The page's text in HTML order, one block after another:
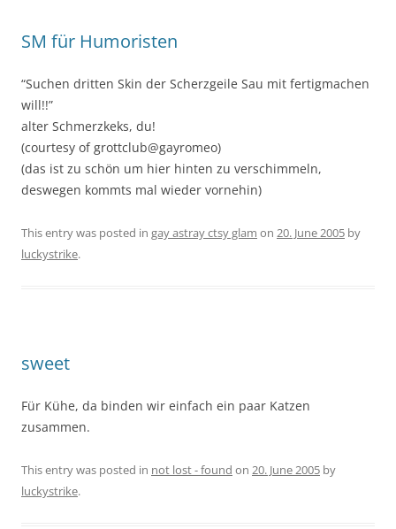
SM für Humoristen
“Suchen dritten Skin der Scherzgeile Sau mit fertigmachen
will!!”
alter Schmerzkeks, du!
(courtesy of grottclub@gayromeo)
(das ist zu schön um hier hinten zu verschimmeln,
deswegen kommts mal wieder vornehin)
This entry was posted in gay astray ctsy glam on 20. June 2005 by
luckystrike.
sweet
Für Kühe, da binden wir einfach ein paar Katzen
zusammen.
This entry was posted in not lost - found on 20. June 2005 by
luckystrike.